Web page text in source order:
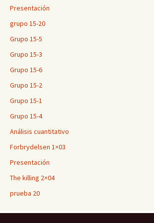
Presentación
grupo 15-20
Grupo 15-5
Grupo 15-3
Grupo 15-6
Grupo 15-2
Grupo 15-1
Grupo 15-4
Análisis cuantitativo
Forbrydelsen 1×03
Presentación
The killing 2×04
prueba 20